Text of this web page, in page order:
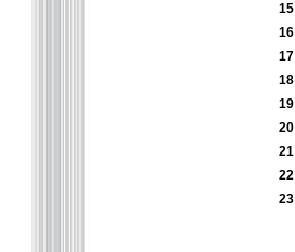
15
16
17
18
19
20
21
22
23